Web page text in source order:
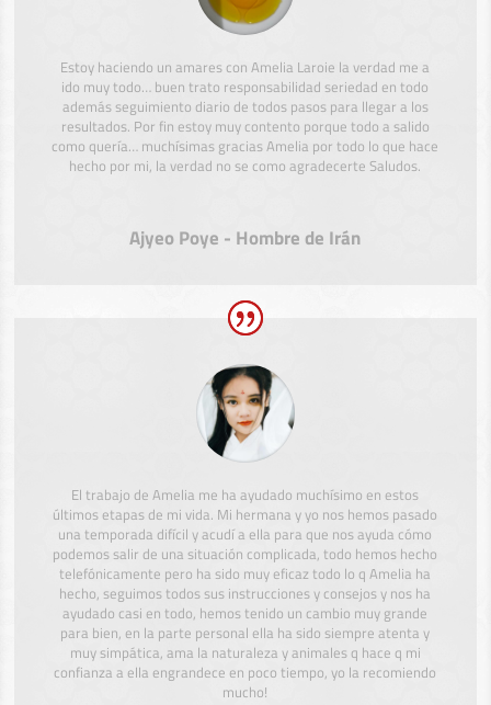
Estoy haciendo un amares con Amelia Laroie la verdad me a
ido muy todo… buen trato responsabilidad seriedad en todo
además seguimiento diario de todos pasos para llegar a los
resultados. Por fin estoy muy contento porque todo a salido
como quería… muchísimas gracias Amelia por todo lo que hace
hecho por mi, la verdad no se como agradecerte Saludos.
Ajyeo Poye - Hombre de Irán
El trabajo de Amelia me ha ayudado muchísimo en estos
últimos etapas de mi vida. Mi hermana y yo nos hemos pasado
una temporada difícil y acudí a ella para que nos ayuda cómo
podemos salir de una situación complicada, todo hemos hecho
telefónicamente pero ha sido muy eficaz todo lo q Amelia ha
hecho, seguimos todos sus instrucciones y consejos y nos ha
ayudado casi en todo, hemos tenido un cambio muy grande
para bien, en la parte personal ella ha sido siempre atenta y
muy simpática, ama la naturaleza y animales q hace q mi
confianza a ella engrandece en poco tiempo, yo la recomiendo
mucho!